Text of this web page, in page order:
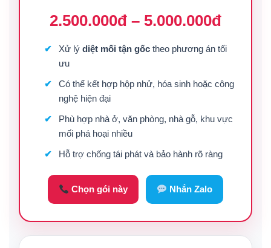
2.500.000đ – 5.000.000đ
Xử lý diệt mối tận gốctheo phương án tối
ưu
Có thể kết hợp hộp nhử, hóa sinh hoặc công
nghệ hiện đại
Phù hợp nhà ở, văn phòng, nhà gỗ, khu vực
mối phá hoại nhiều
Hỗ trợ chống tái phát và bảo hành rõ ràng
Chọn gói này Nhắn Zalo